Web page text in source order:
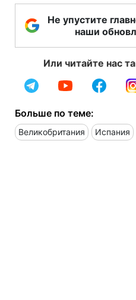
Не упустите
наши
Или читайте нас
Больше по теме:
Великобритания Испания